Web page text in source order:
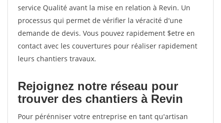
service Qualité avant la mise en relation à Revin. Un
processus qui permet de vérifier la véracité d'une
demande de devis. Vous pouvez rapidement $etre en
contact avec les couvertures pour réaliser rapidement
leurs chantiers travaux.
Rejoignez notre réseau pour
trouver des chantiers à Revin
Pour pérénniser votre entreprise en tant qu'artisan